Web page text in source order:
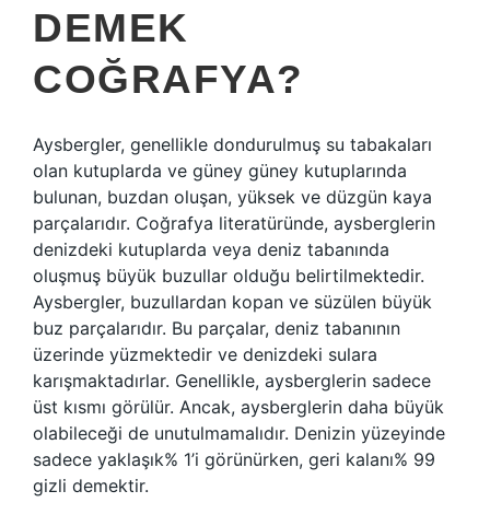
DEMEK
COĞRAFYA?
Aysbergler, genellikle dondurulmuş su tabakaları
olan kutuplarda ve güney güney kutuplarında
bulunan, buzdan oluşan, yüksek ve düzgün kaya
parçalarıdır. Coğrafya literatüründe, aysberglerin
denizdeki kutuplarda veya deniz tabanında
oluşmuş büyük buzullar olduğu belirtilmektedir.
Aysbergler, buzullardan kopan ve süzülen büyük
buz parçalarıdır. Bu parçalar, deniz tabanının
üzerinde yüzmektedir ve denizdeki sulara
karışmaktadırlar. Genellikle, aysberglerin sadece
üst kısmı görülür. Ancak, aysberglerin daha büyük
olabileceği de unutulmamalıdır. Denizin yüzeyinde
sadece yaklaşık% 1’i görünürken, geri kalanı% 99
gizli demektir.